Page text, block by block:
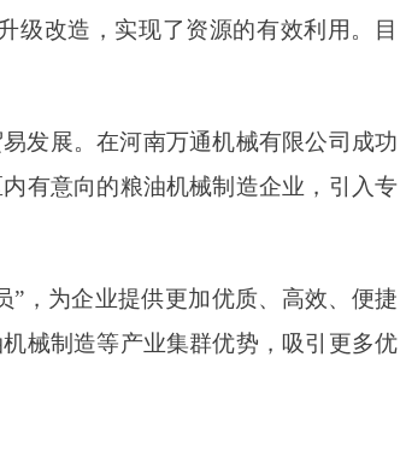
级改造，实现了资源的有效利用。目
发展。在河南万通机械有限公司成功
有意向的粮油机械制造企业，引入专
”，为企业提供更加优质、高效、便捷
械制造等产业集群优势，吸引更多优